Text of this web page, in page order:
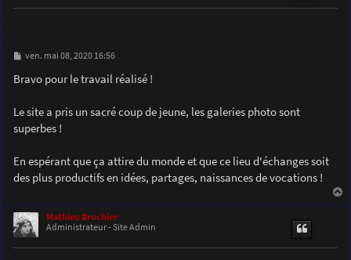
M
s
s
e
ven. mai 08, 2020 16:56
Bravo pour le travail réalisé !
Le site a pris un sacré coup de jeune, les galeries photo sont
superbes !
En espérant que ça attire du monde et que ce lieu d'échanges soit
des plus productifs en idées, partages, naissances de vocations !
Mathieu Brochier
Administrateur - Site Admin